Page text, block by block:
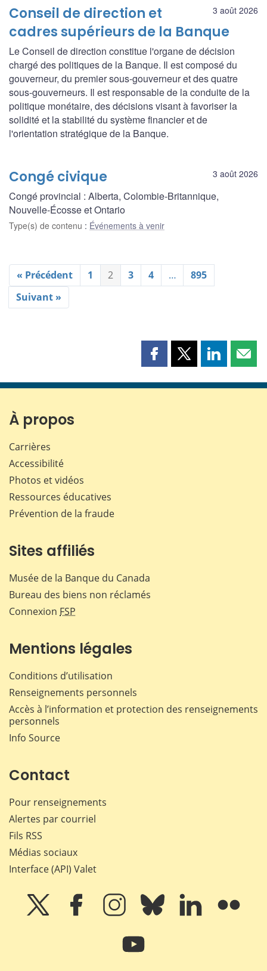
3 août 2026
Conseil de direction et
cadres supérieurs de la Banque
Le Conseil de direction constitue l'organe de décision
chargé des politiques de la Banque. Il est composé du
gouverneur, du premier sous-gouverneur et des quatre
sous-gouverneurs. Il est responsable de la conduite de la
politique monétaire, des décisions visant à favoriser la
solidité et la stabilité du système financier et de
l'orientation stratégique de la Banque.
3 août 2026
Congé civique
Congé provincial : Alberta, Colombie-Britannique,
Nouvelle-Écosse et Ontario
Type(s) de contenu : Événements à venir
« Précédent 1 2 3 4 …
895
Suivant »
Partager
page
Partager
page
Partager
page page
À propos
Carrières
Accessibilité
Photos et vidéos
Ressources éducatives
Prévention de la fraude
Sites affiliés
Musée de la Banque du Canada
Bureau des biens non réclamés
Connexion FSP
Mentions légales
Conditions d’utilisation
Renseignements personnels
Accès à l’information et protection des renseignements
personnels
Info Source
Contact
Pour renseignements
Alertes par courriel
Fils RSS
Médias sociaux
Interface (API) Valet